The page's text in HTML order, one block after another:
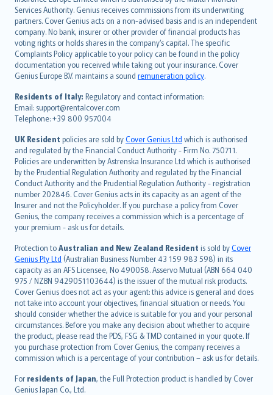
Services Authority. Genius receives commissions from its underwriting
partners. Cover Genius acts on a non-advised basis and is an independent
company. No bank, insurer or other provider of financial products has
voting rights or holds shares in the company’s capital. The specific
Complaints Policy applicable to your policy can be found in the policy
documentation you received while taking out your insurance. Cover
Genius Europe B.V. maintains a sound remuneration policy.
Residents of Italy: Regulatory and contact information:
Email: support@rentalcover.com
Telephone: +39 800 957004
UK Resident policies are sold byCover Genius Ltd which is authorised
and regulated by the Financial Conduct Authority - Firm No. 750711.
Policies are underwritten by Astrenska Insurance Ltd which is authorised
by the Prudential Regulation Authority and regulated by the Financial
Conduct Authority and the Prudential Regulation Authority - registration
number 202846. Cover Genius acts in its capacity as an agent of the
Insurer and not the Policyholder. If you purchase a policy from Cover
Genius, the company receives a commission which is a percentage of
your premium - ask us for details.
Protection toAustralian and New Zealand Resident is sold byCover
Genius Pty Ltd (Australian Business Number 43 159 983 598) in its
capacity as an AFS Licensee, No 490058. Asservo Mutual (ABN 664 040
975 / NZBN 9429051103644) is the issuer of the mutual risk products.
Cover Genius does not act as your agent: this advice is general and does
not take into account your objectives, financial situation or needs. You
should consider whether the advice is suitable for you and your personal
circumstances. Before you make any decision about whether to acquire
the product, please read the PDS, FSG & TMD contained in your quote. If
you purchase protection from Cover Genius, the company receives a
commission which is a percentage of your contribution – ask us for details.
For residents of Japan, the Full Protection product is handled by Cover
Genius Japan Co., Ltd.
español
italiano
简体中文
繁體中文
Português
polski
עברית
Português
svenska
日本語
한국어
dansk
norsk
suomi
العربيّة
Türkçe
česky
Русский
ภาษาไทย
български
català
Hrvatski
eesti
Ελληνικά
Magyar
Íslenska
Bahasa Indonesia